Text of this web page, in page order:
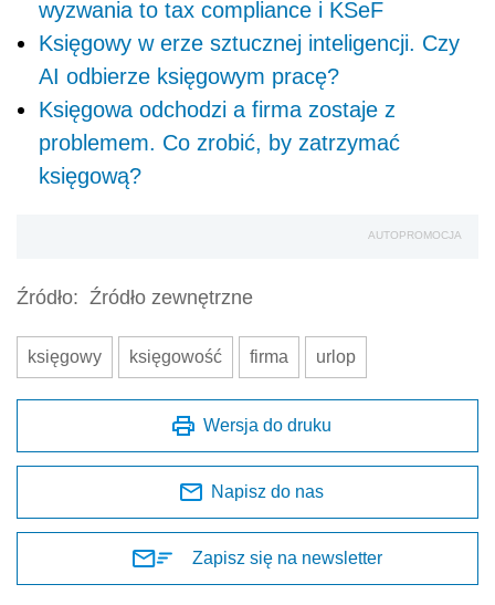
wyzwania to tax compliance i KSeF
Księgowy w erze sztucznej inteligencji. Czy
AI odbierze księgowym pracę?
Księgowa odchodzi a firma zostaje z
problemem. Co zrobić, by zatrzymać
księgową?
AUTOPROMOCJA
Źródło: Źródło zewnętrzne
księgowy księgowość firma urlop
Wersja do druku
Napisz do nas
Zapisz się na newsletter